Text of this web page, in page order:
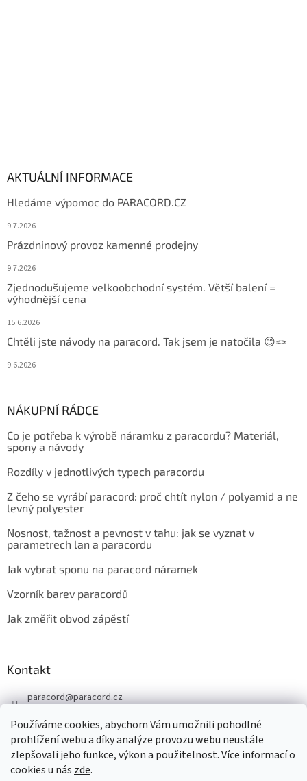
Používáme cookies, abychom Vám umožnili pohodlné
prohlížení webu a díky analýze provozu webu neustále
zlepšovali jeho funkce, výkon a použitelnost. Více informací o
cookies u nás zde.
AKTUÁLNÍ INFORMACE
Hledáme výpomoc do PARACORD.CZ
9.7.2026
Prázdninový provoz kamenné prodejny
9.7.2026
Zjednodušujeme velkoobchodní systém. Větší balení =
výhodnější cena
15.6.2026
Chtěli jste návody na paracord. Tak jsem je natočila 😊🪢
9.6.2026
NÁKUPNÍ RÁDCE
Co je potřeba k výrobě náramku z paracordu? Materiál,
spony a návody
Rozdíly v jednotlivých typech paracordu
Z čeho se vyrábí paracord: proč chtít nylon / polyamid a ne
levný polyester
Nosnost, tažnost a pevnost v tahu: jak se vyznat v
parametrech lan a paracordu
Jak vybrat sponu na paracord náramek
Vzorník barev paracordů
Jak změřit obvod zápěstí
Kontakt
paracord@paracord.cz
+420 603 230 467
Sledujte nás také na facebooku
paracord.cz